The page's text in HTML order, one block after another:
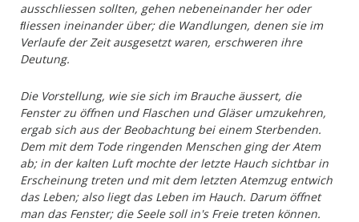
ausschliessen sollten, gehen nebeneinander her oder
ﬂiessen ineinander über; die Wandlungen, denen sie im
Verlaufe der Zeit ausgesetzt waren, erschweren ihre
Deutung.
Die Vorstellung, wie sie sich im Brauche äussert, die
Fenster zu öffnen und Flaschen und Gläser umzukehren,
ergab sich aus der Beobachtung bei einem Sterbenden.
Dem mit dem Tode ringenden Menschen ging der Atem
ab; in der kalten Luft mochte der letzte Hauch sichtbar in
Erscheinung treten und mit dem letzten Atemzug entwich
das Leben; also liegt das Leben im Hauch. Darum öffnet
man das Fenster; die Seele soll in's Freie treten können.